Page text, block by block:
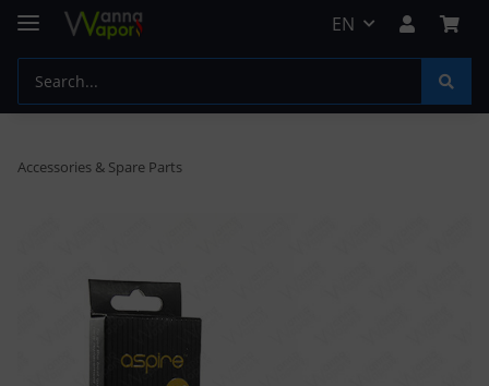
EN
Accessories & Spare Parts